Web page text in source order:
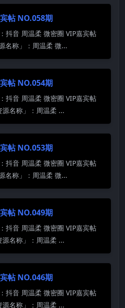
帖 NO.058期
抖音 周温柔 微密圈 VIP嘉宾帖
名称」：周温柔 微...
帖 NO.054期
抖音 周温柔 微密圈 VIP嘉宾帖
名称」：周温柔 ...
帖 NO.053期
抖音 周温柔 微密圈 VIP嘉宾帖
名称」：周温柔 微...
帖 NO.049期
抖音 周温柔 微密圈 VIP嘉宾帖
名称」：周温柔 ...
帖 NO.046期
抖音 周温柔 微密圈 VIP嘉宾帖
名称」：周温柔 ...